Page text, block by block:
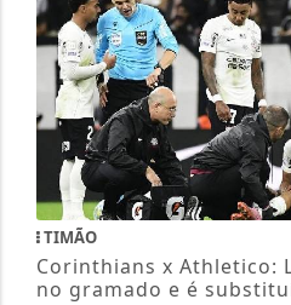
TIMÃO
Corinthians x Athletico:
no gramado e é